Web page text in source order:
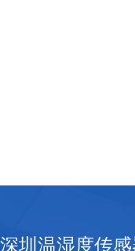
深圳温湿度传